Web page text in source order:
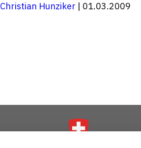
Christian Hunziker | 01.03.2009